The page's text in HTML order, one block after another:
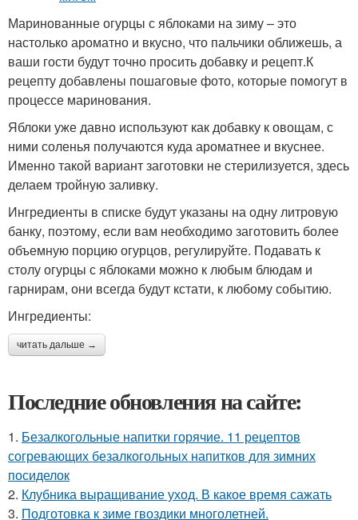
Маринованные огурцы с яблоками на зиму – это
настолько ароматно и вкусно, что пальчики оближешь, а
ваши гости будут точно просить добавку и рецепт.К
рецепту добавлены пошаговые фото, которые помогут в
процессе маринования.
Яблоки уже давно используют как добавку к овощам, с
ними соленья получаются куда ароматнее и вкуснее.
Именно такой вариант заготовки не стерилизуется, здесь
делаем тройную заливку.
Ингредиенты в списке будут указаны на одну литровую
банку, поэтому, если вам необходимо заготовить более
объемную порцию огурцов, регулируйте. Подавать к
столу огурцы с яблоками можно к любым блюдам и
гарнирам, они всегда будут кстати, к любому событию.
Ингредиенты:
читать дальше →
Последние обновления на сайте:
1. Безалкогольные напитки горячие. 11 рецептов
согревающих безалкогольных напитков для зимних
посиделок
2. Клубника выращивание уход. В какое время сажать
3. Подготовка к зиме гвоздики многолетней.